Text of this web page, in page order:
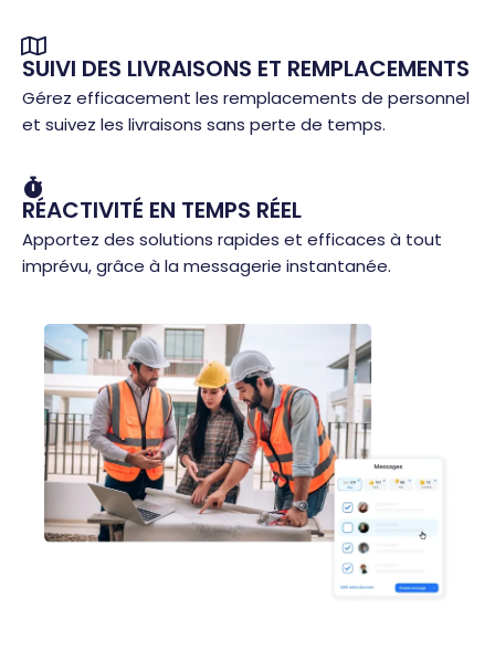
SUIVI DES LIVRAISONS ET REMPLACEMENTS
Gérez efficacement les remplacements de personnel
et suivez les livraisons sans perte de temps.
RÉACTIVITÉ EN TEMPS RÉEL
Apportez des solutions rapides et efficaces à tout
imprévu, grâce à la messagerie instantanée.